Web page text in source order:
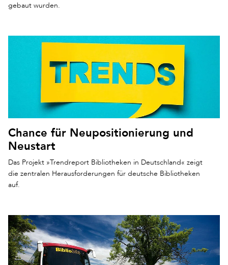
gebaut wurden.
Chance für Neupositionierung und
Neustart
Das Projekt »Trendreport Bibliotheken in Deutschland« zeigt
die zentralen Herausforderungen für deutsche Bibliotheken
auf.